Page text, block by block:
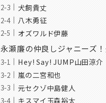
犬飼貴丈
八木勇征
オズワルド伊藤
永瀬廉の仲良しジャニーズ
Hey! Say! JUMP山田涼介
嵐の二宮和也
元セクゾ中島健人
キスマイ玉森裕太